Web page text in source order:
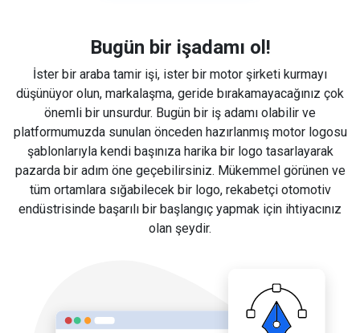
Bugün bir işadamı ol!
İster bir araba tamir işi, ister bir motor şirketi kurmayı
düşünüyor olun, markalaşma, geride bırakamayacağınız çok
önemli bir unsurdur. Bugün bir iş adamı olabilir ve
platformumuzda sunulan önceden hazırlanmış motor logosu
şablonlarıyla kendi başınıza harika bir logo tasarlayarak
pazarda bir adım öne geçebilirsiniz. Mükemmel görünen ve
tüm ortamlara sığabilecek bir logo, rekabetçi otomotiv
endüstrisinde başarılı bir başlangıç yapmak için ihtiyacınız
olan şeydir.